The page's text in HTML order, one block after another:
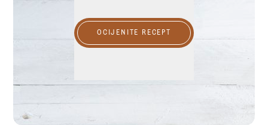
OCIJENITE RECEPT